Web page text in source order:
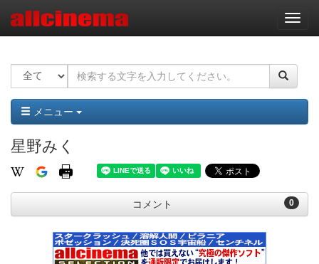
ナ
ビ
ー
ョ
ン
メニュー
星野みく
0
コメント